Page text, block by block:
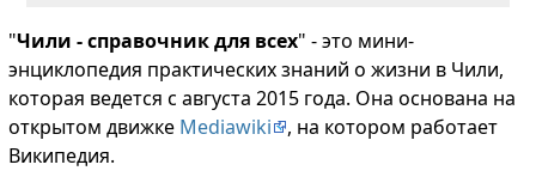
"Чили - справочник для всех" - это мини-
энциклопедия практических знаний о жизни в Чили,
которая ведется с августа 2015 года. Она основана на
открытом движке Mediawiki
, на котором работает
Википедия.